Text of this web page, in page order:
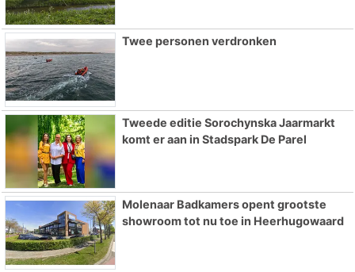
Twee personen verdronken
Tweede editie Sorochynska Jaarmarkt
komt er aan in Stadspark De Parel
Molenaar Badkamers opent grootste
showroom tot nu toe in Heerhugowaard